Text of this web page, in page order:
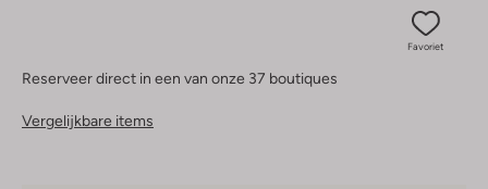
Favoriet
Reserveer direct in een van onze 37 boutiques
Vergelijkbare items